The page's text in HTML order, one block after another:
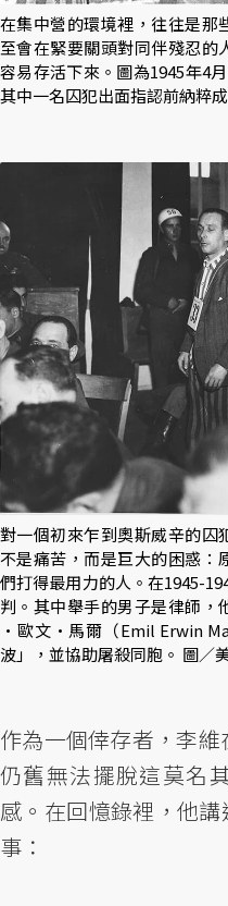
在集中營的環境裡，往往是那
至會在緊要關頭對同伴殘忍的
容易存活下來。圖為1945年4
其中一名囚犯出面指認前納粹
對一個初來乍到奧斯威辛的囚
不是痛苦，而是巨大的困惑：
們打得最用力的人。在1945-
判。其中舉手的男子是律師，
·歐文·馬爾（Emil Erwin
波」，並協助屠殺同胞。 圖／
作為一個倖存者，李維
仍舊無法擺脫這莫名
感。在回憶錄裡，他
事：